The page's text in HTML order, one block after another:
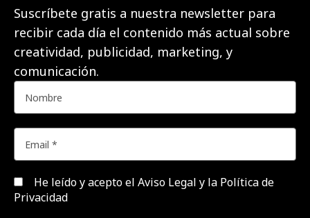
Suscríbete gratis a nuestra newsletter para
recibir cada día el contenido más actual sobre
creatividad, publicidad, marketing, y
comunicación.
He leído y acepto el Aviso Legal y la Política de
Privacidad